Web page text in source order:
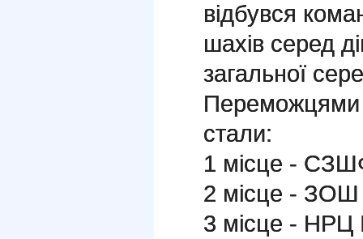
відбувся
шахів серед
загальної
Переможцями
стали:
1 місце -
2 місце -
3 місце -